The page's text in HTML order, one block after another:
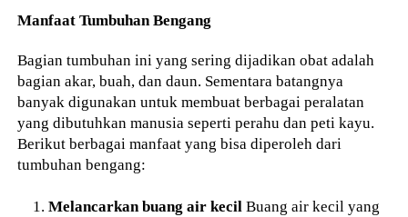
Manfaat Tumbuhan Bengang
Bagian tumbuhan ini yang sering dijadikan obat adalah
bagian akar, buah, dan daun. Sementara batangnya
banyak digunakan untuk membuat berbagai peralatan
yang dibutuhkan manusia seperti perahu dan peti kayu.
Berikut berbagai manfaat yang bisa diperoleh dari
tumbuhan bengang:
Melancarkan buang air kecil Buang air kecil yang